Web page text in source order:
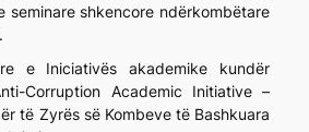
seminare shkencore ndërkombëtare
e Iniciativës akademike kundër
Corruption Academic Initiative –
të Zyrës së Kombeve të Bashkuara